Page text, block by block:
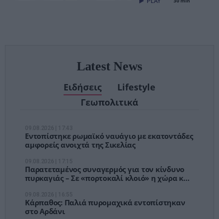
– Τέλος στις
Latest News
Ειδήσεις
Lifestyle
Γεωπολιτικά
Εντοπίστηκε ρωμαϊκό ναυάγιο με εκατοντάδες
αμφορείς ανοιχτά της Σικελίας
Παρατεταμένος συναγερμός για τον κίνδυνο
πυρκαγιάς – Σε «πορτοκαλί κλοιό» η χώρα και
Κάρπαθος: Παλιά πυρομαχικά εντοπίστηκαν
στο Αρδάνι